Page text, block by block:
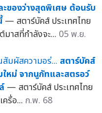
ของว่างสุดพิเศษ ต้อนรับ
— สตาร์บัคส์ ประเทศไทย
มาสที่กำลังจะ... 05 พ.ย.
สตาร์บัคส์
ใหม่ จากนูกัทและสตรอว์
— สตาร์บัคส์ ประเทศไทย
รื่อ... ก.พ. 68